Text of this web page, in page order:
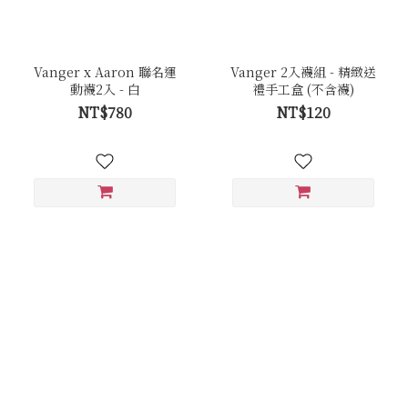
Vanger x Aaron 聯名運
動襪2入 - 白
NT$780
Vanger 2入襪組 - 精緻送
禮手工盒 (不含襪)
NT$120